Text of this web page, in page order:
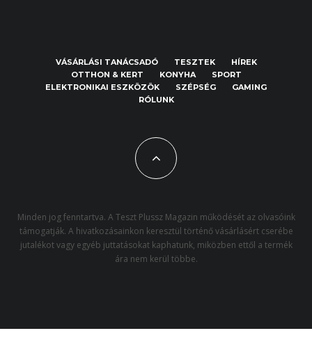
VÁSÁRLÁSI TANÁCSADÓ TESZTEK
HÍREK
OTTHON & KERT
KONYHA
SPORT
ELEKTRONIKAI ESZKÖZÖK
SZÉPSÉG
GAMING
RÓLUNK
Minden jog fenntartva. A Teszt Plussz Magazin működését az olvasóink
támogatják. A hivatkozásainkon keresztül történő vásárlásért cserébe
jutalékot vagy egyéb juttatásokat kaphatunk, miközben ettől a termék
ára nem kerül többe.